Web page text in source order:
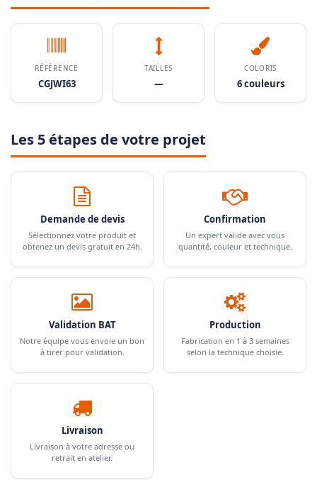
RÉFÉRENCE
CGJWI63
TAILLES
—
COLORIS
6 couleurs
Les 5 étapes de votre projet
Demande de devis
Sélectionnez votre produit et
obtenez un devis gratuit en 24h.
Confirmation
Un expert valide avec vous
quantité, couleur et technique.
Validation BAT
Notre équipe vous envoie un bon
à tirer pour validation.
Production
Fabrication en 1 à 3 semaines
selon la technique choisie.
Livraison
Livraison à votre adresse ou
retrait en atelier.